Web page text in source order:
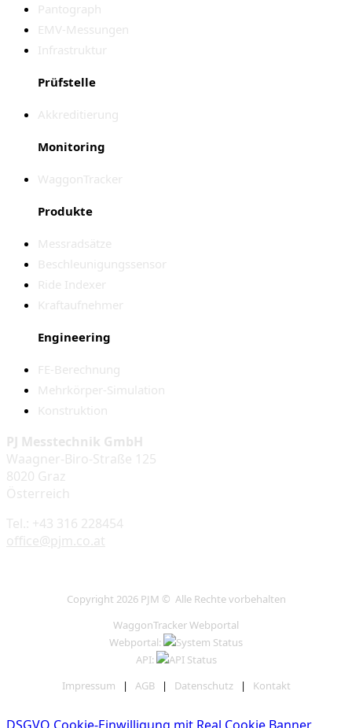
Pantograph
EMV-Messungen
Infrastruktur
Prüfstelle
Akkreditierung
Monitoring
WaggonTracker
Produkte
Messradsätze
Beschleunigungssensor
Ride Indexer
Kraftaufnehmer
Engineering
FE-Berechnung
Mehrkörper-Simulation
Konstruktion
PJ Messtechnik GmbH
Waagner-Biro-Straße 125
8020 Graz
Österreich
Tel.: +43 316 228454
office@pjm.co.at
Copyright 2026 PJM © Alle Rechte vorbehalten
WaggonTracker Webportal
Webportal:
API:
Impressum | AGB| Datenschutz| Kontakt